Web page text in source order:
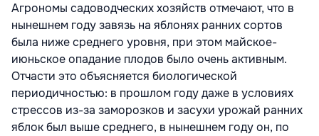
Агрономы садоводческих хозяйств отмечают, что в
нынешнем году завязь на яблонях ранних сортов
была ниже среднего уровня, при этом майское-
июньское опадание плодов было очень активным.
Отчасти это объясняется биологической
периодичностью: в прошлом году даже в условиях
стрессов из-за заморозков и засухи урожай ранних
яблок был выше среднего, в нынешнем году он, по